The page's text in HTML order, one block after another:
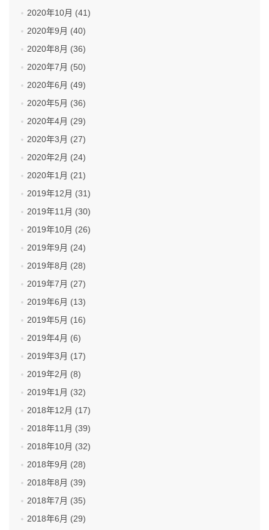
2020年10月 (41)
2020年9月 (40)
2020年8月 (36)
2020年7月 (50)
2020年6月 (49)
2020年5月 (36)
2020年4月 (29)
2020年3月 (27)
2020年2月 (24)
2020年1月 (21)
2019年12月 (31)
2019年11月 (30)
2019年10月 (26)
2019年9月 (24)
2019年8月 (28)
2019年7月 (27)
2019年6月 (13)
2019年5月 (16)
2019年4月 (6)
2019年3月 (17)
2019年2月 (8)
2019年1月 (32)
2018年12月 (17)
2018年11月 (39)
2018年10月 (32)
2018年9月 (28)
2018年8月 (39)
2018年7月 (35)
2018年6月 (29)